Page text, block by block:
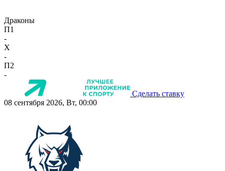
Драконы
П1
-
X
-
П2
-
Сделать ставку
08 сентября 2026, Вт, 00:00